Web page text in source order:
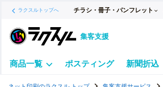
ラクスルトップへ チラシ・冊子・パンフレット
集客支援
商品一覧 ポスティング 新聞折込